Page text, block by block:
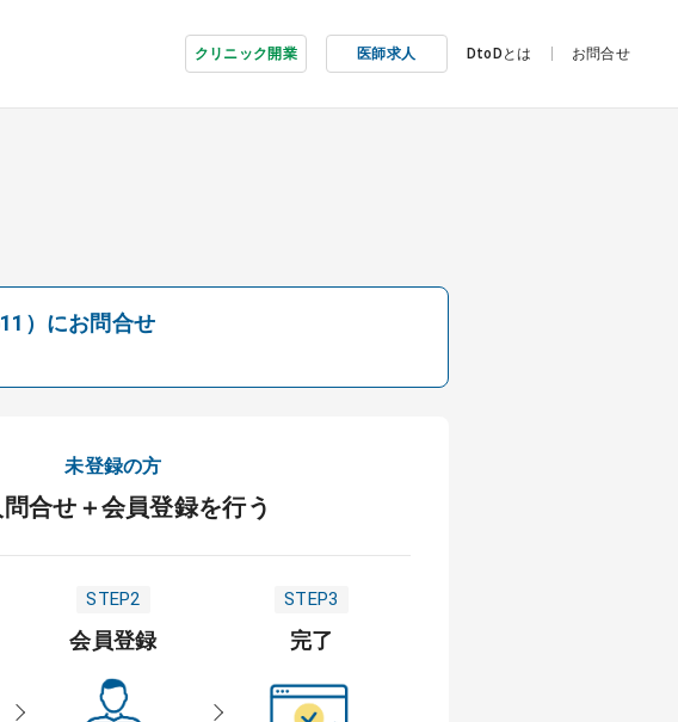
クリニック開業 医師求人 DtoDとは お問合せ
）にお問合せ
未登録の方
合せ＋会員登録を行う
STEP2
会員登録
STEP3
完了